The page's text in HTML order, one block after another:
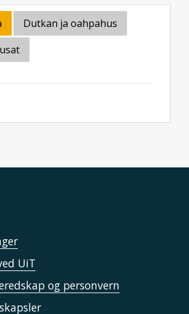
Dutkan ja oahpahus
UiT
og personvern